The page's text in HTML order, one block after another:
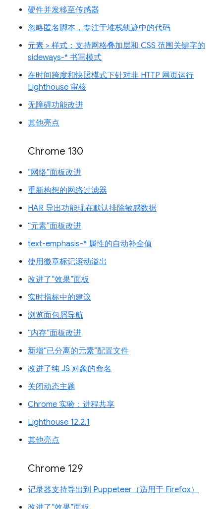
硬件并发移至传感器
忽略匿名脚本，专注于堆栈轨迹中的代码
元素 > 样式：支持网格叠加层和 CSS 范围关键字的
sideways-* 书写模式
在时间跨度和快照模式下针对非 HTTP 网页运行
Lighthouse 审核
无障碍功能改进
其他亮点
Chrome 130
“网络”面板改进
重新构想的网络过滤器
HAR 导出功能现在默认排除敏感数据
“元素”面板改进
text-emphasis-* 属性的自动补全值
使用徽章标记滚动溢出
改进了“效果”面板
实时指标中的建议
浏览面包屑导航
“内存”面板改进
新增“已分离的元素”配置文件
改进了纯 JS 对象的命名
关闭动态主题
Chrome 实验：进程共享
Lighthouse 12.2.1
其他亮点
Chrome 129
记录器支持导出到 Puppeteer（适用于 Firefox）